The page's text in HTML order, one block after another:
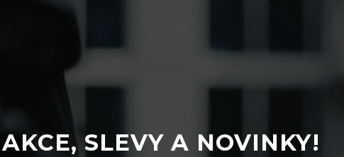
AKCE, SLEVY A NOVINKY!